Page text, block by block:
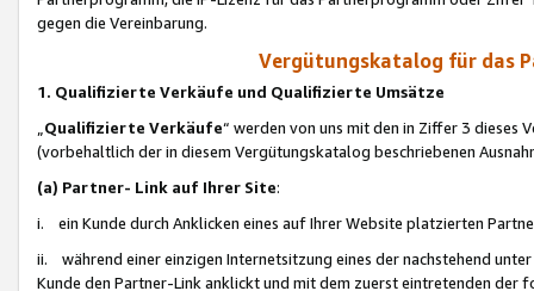
gegen die Vereinbarung.
Vergütungskatalog für das
1. Qualifizierte Verkäufe und Qualifizierte Umsätze
Qualifizierte Verkäufe“ werden von uns mit den in Ziffer 3
(vorbehaltlich der in diesem Vergütungskatalog beschriebenen
(a) Partner- Link auf Ihrer Site:
i. ein Kunde durch Anklicken eines auf Ihrer Website platzierten
ii. während einer einzigen Internetsitzung eines der nachstehend
Kunde den Partner-Link anklickt und mit dem zuerst eintretenden der